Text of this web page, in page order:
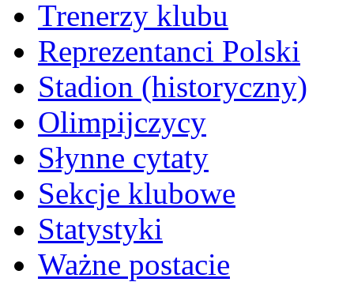
Trenerzy klubu
Reprezentanci Polski
Stadion (historyczny)
Olimpijczycy
Słynne cytaty
Sekcje klubowe
Statystyki
Ważne postacie